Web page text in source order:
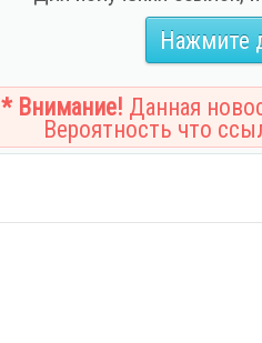
Нажмите
* Внимание! Данная
Вероятность что